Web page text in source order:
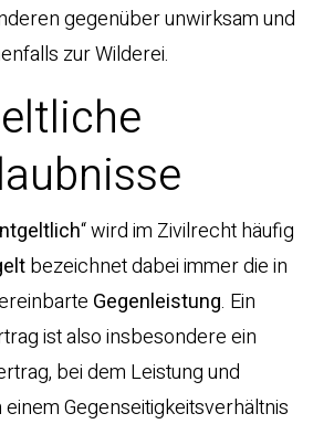
gegenüber unwirksam und
zur Wilderei.
“ wird im Zivilrecht häufig
bezeichnet dabei immer die in
Gegenleistung. Ein
ist also insbesondere ein
bei dem Leistung und
einem Gegenseitigkeitsverhältnis